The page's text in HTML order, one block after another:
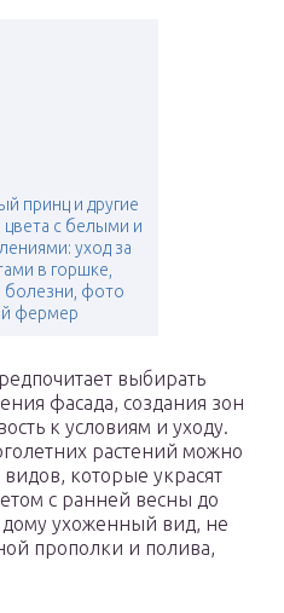
принц и другие
цвета с белыми и
уход за
в горшке,
болезни, фото
фермер
выбирать
фасада, создания зон
к условиям и уходу.
растений можно
которые украсят
с ранней весны до
ухоженный вид, не
прополки и полива,